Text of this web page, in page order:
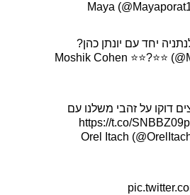
יחד עם יונתן כהן?
רוצים דוקו על זהבי משלנו עם
https://t.co/